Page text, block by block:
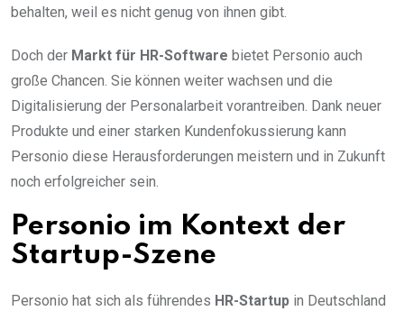
behalten, weil es nicht genug von ihnen gibt.
Doch der Markt für HR-Software bietet Personio auch
große Chancen. Sie können weiter wachsen und die
Digitalisierung der Personalarbeit vorantreiben. Dank neuer
Produkte und einer starken Kundenfokussierung kann
Personio diese Herausforderungen meistern und in Zukunft
noch erfolgreicher sein.
Personio im Kontext der
Startup-Szene
Personio hat sich als führendes HR-Startup in Deutschland